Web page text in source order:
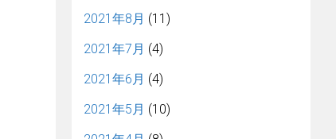
2021年8月 (11)
2021年7月 (4)
2021年6月 (4)
2021年5月 (10)